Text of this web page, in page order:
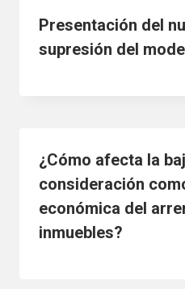
Presentación del
supresión del
¿Cómo afecta la
consideración
económica del
inmuebles?